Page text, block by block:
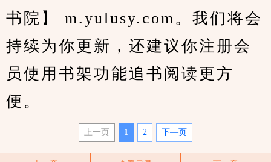
书院】 m.yulusy.com。我们将会
持续为你更新，还建议你注册会
员使用书架功能追书阅读更方
便。
上一页 1 2 下—页